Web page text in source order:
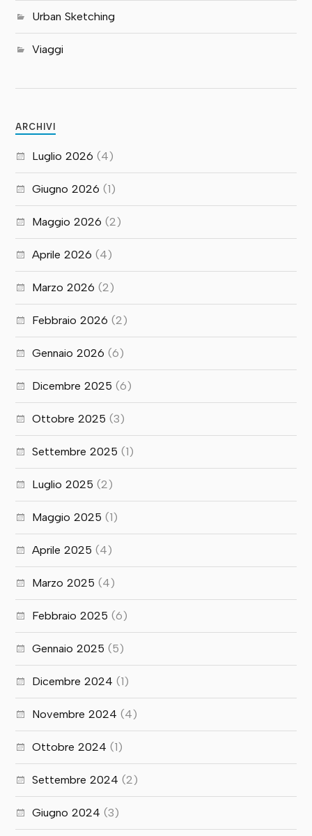
Urban Sketching
Viaggi
ARCHIVI
Luglio 2026 (4)
Giugno 2026 (1)
Maggio 2026 (2)
Aprile 2026 (4)
Marzo 2026 (2)
Febbraio 2026 (2)
Gennaio 2026 (6)
Dicembre 2025 (6)
Ottobre 2025 (3)
Settembre 2025 (1)
Luglio 2025 (2)
Maggio 2025 (1)
Aprile 2025 (4)
Marzo 2025 (4)
Febbraio 2025 (6)
Gennaio 2025 (5)
Dicembre 2024 (1)
Novembre 2024 (4)
Ottobre 2024 (1)
Settembre 2024 (2)
Giugno 2024 (3)